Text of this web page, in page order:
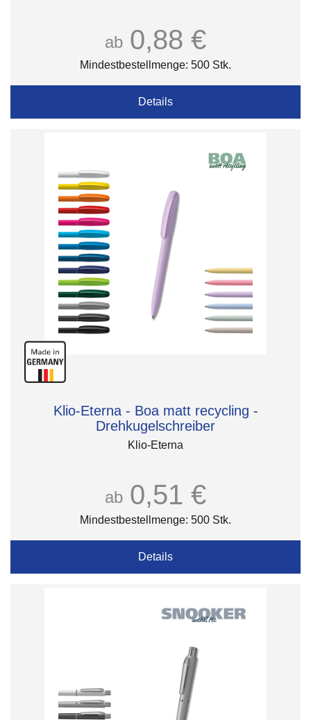
ab 0,88 €
Mindestbestellmenge: 500 Stk.
Details
Klio-Eterna - Boa matt recycling -
Drehkugelschreiber
Klio-Eterna
ab 0,51 €
Mindestbestellmenge: 500 Stk.
Details